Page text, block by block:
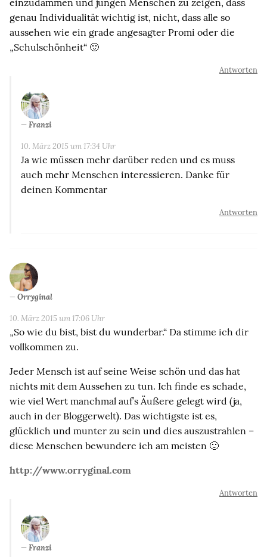
einzudämmen und jungen Menschen zu zeigen, dass
genau Individualität wichtig ist, nicht, dass alle so
aussehen wie ein grade angesagter Promi oder die
„Schulschönheit“ 🙂
Antworten
Franzi
10. März 2015 um 17:34 Uhr
Ja wie müssen mehr darüber reden und es muss
auch mehr Menschen interessieren. Danke für
deinen Kommentar
Antworten
Orryginal
10. März 2015 um 17:06 Uhr
„So wie du bist, bist du wunderbar.“ Da stimme ich dir
vollkommen zu.
Jeder Mensch ist auf seine Weise schön und das hat
nichts mit dem Aussehen zu tun. Ich finde es schade,
wie viel Wert manchmal auf’s Äußere gelegt wird (ja,
auch in der Bloggerwelt). Das wichtigste ist es,
glücklich und munter zu sein und dies auszustrahlen –
diese Menschen bewundere ich am meisten 🙂
http://www.orryginal.com
Antworten
Franzi